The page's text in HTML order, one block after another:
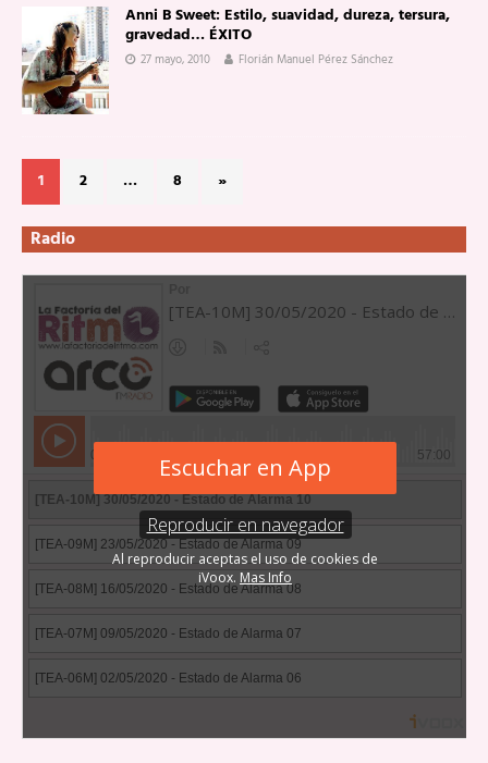
Anni B Sweet: Estilo, suavidad, dureza, tersura,
gravedad… ÉXITO
27 mayo, 2010 Florián Manuel Pérez Sánchez
1 2 … 8 »
Radio